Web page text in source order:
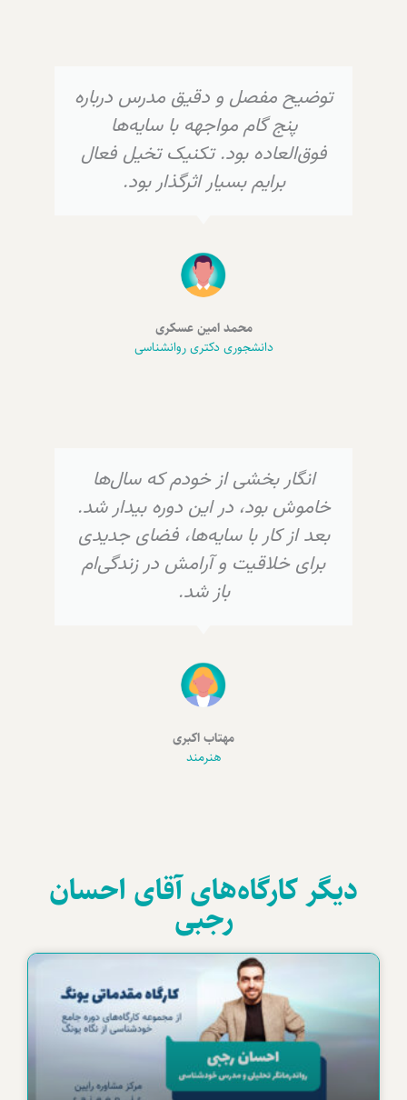
توضیح مفصل و دقیق مدرس درباره
پنج گام مواجهه با سایه‌ها
فوق‌العاده بود. تکنیک تخیل فعال
برایم بسیار اثرگذار بود.
محمد امین عسکری
دانشجوری دکتری روانشناسی
انگار بخشی از خودم که سال‌ها
خاموش بود، در این دوره بیدار شد.
بعد از کار با سایه‌ها، فضای جدیدی
برای خلاقیت و آرامش در زندگی‌ام
باز شد.
مهتاب اکبری
هنرمند
دیگر کارگاه‌های آقای احسان
رجبی